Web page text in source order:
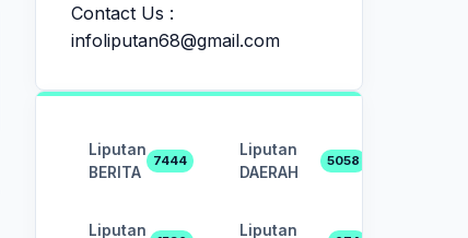
Contact Us :
infoliputan68@gmail.com
Liputan
BERITA
7444
Liputan
DAERAH
5058
Liputan
Liputan